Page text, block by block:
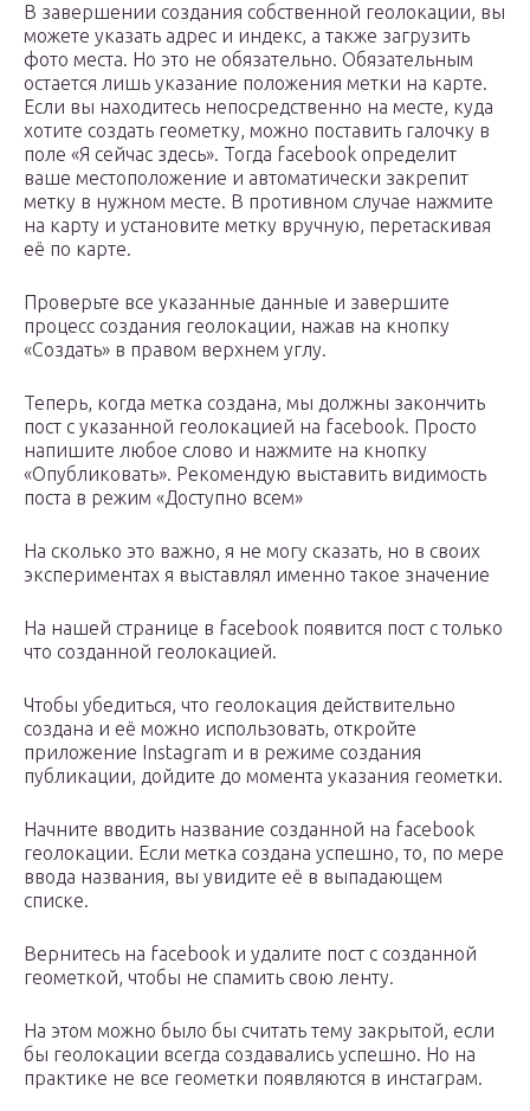
В завершении создания собственной геолокации, вы
можете указать адрес и индекс, а также загрузить
фото места. Но это не обязательно. Обязательным
остается лишь указание положения метки на карте.
Если вы находитесь непосредственно на месте, куда
хотите создать геометку, можно поставить галочку в
поле «Я сейчас здесь». Тогда facebook определит
ваше местоположение и автоматически закрепит
метку в нужном месте. В противном случае нажмите
на карту и установите метку вручную, перетаскивая
её по карте.
Проверьте все указанные данные и завершите
процесс создания геолокации, нажав на кнопку
«Создать» в правом верхнем углу.
Теперь, когда метка создана, мы должны закончить
пост с указанной геолокацией на facebook. Просто
напишите любое слово и нажмите на кнопку
«Опубликовать». Рекомендую выставить видимость
поста в режим «Доступно всем»
На сколько это важно, я не могу сказать, но в своих
экспериментах я выставлял именно такое значение
На нашей странице в facebook появится пост с только
что созданной геолокацией.
Чтобы убедиться, что геолокация действительно
создана и её можно использовать, откройте
приложение Instagram и в режиме создания
публикации, дойдите до момента указания геометки.
Начните вводить название созданной на facebook
геолокации. Если метка создана успешно, то, по мере
ввода названия, вы увидите её в выпадающем
списке.
Вернитесь на facebook и удалите пост с созданной
геометкой, чтобы не спамить свою ленту.
На этом можно было бы считать тему закрытой, если
бы геолокации всегда создавались успешно. Но на
практике не все геометки появляются в инстаграм.